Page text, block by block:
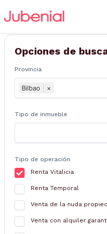
BUSQUEDA DE
Inmuebles
Opciones de
Provincia
Bilbao ×
Tipo de inmueble
Tipo de operación
Renta Vitalicia
Renta Temporal
Venta de la nuda
Venta con alquiler